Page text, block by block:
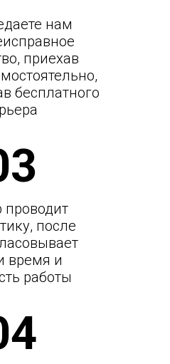
нам
приехав
бесплатного
проводит
после
время и
работы